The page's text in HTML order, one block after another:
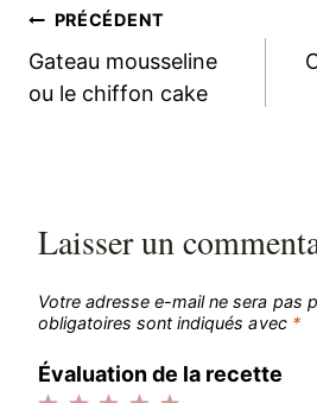
Navigation
de
PRÉCÉDENT
Gateau mousseline
ou le chiffon cake
Laisser un
Votre adresse e-mail ne sera pas
obligatoires sont indiqués avec *
Évaluation de la recette